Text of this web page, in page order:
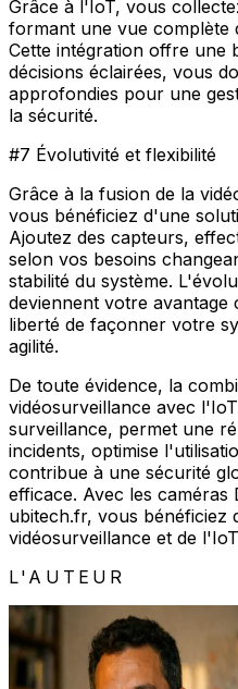
Grâce à l'IoT, vous
formant une vue complète
Cette intégration offre une
décisions éclairées, vous
approfondies pour une
la sécurité.
#7 Évolutivité et flexibilité
Grâce à la fusion de la
vous bénéficiez d'une
Ajoutez des capteurs,
selon vos besoins
stabilité du système.
deviennent votre
liberté de façonner votre
agilité.
De toute évidence, la
vidéosurveillance avec
surveillance, permet une
incidents, optimise
contribue à une sécurité
efficace. Avec les caméras
ubitech.fr, vous bénéficiez
vidéosurveillance et de
L'AUTEUR